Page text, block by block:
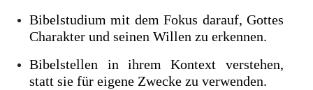
Bibelstudium mit dem Fokus darauf, Gottes
Charakter und seinen Willen zu erkennen.
Bibelstellen in ihrem Kontext verstehen,
statt sie für eigene Zwecke zu verwenden.